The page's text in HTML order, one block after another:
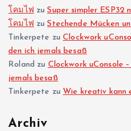
โคมไฟ zuSuper simpler ESP32
โคมไฟ zuStechende Mücken
Tinkerpete zuClockwork
den ich jemals besaß
Roland zu Clockwork uConsole
jemals besaß
Tinkerpete zuWie kreativ kann
Archiv